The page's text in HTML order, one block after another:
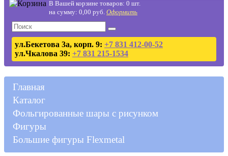
В Вашей корзине товаров: 0 шт.
на сумму: 0,00 руб. Оформить
ул.Бекетова 3а, корп. 9: +7 831 412-00-52
ул.Чкалова 39: +7 831 215-1534
Главная
Каталог
Фольгированные шары с рисунком
Фигуры
Большие фигуры Flexmetal